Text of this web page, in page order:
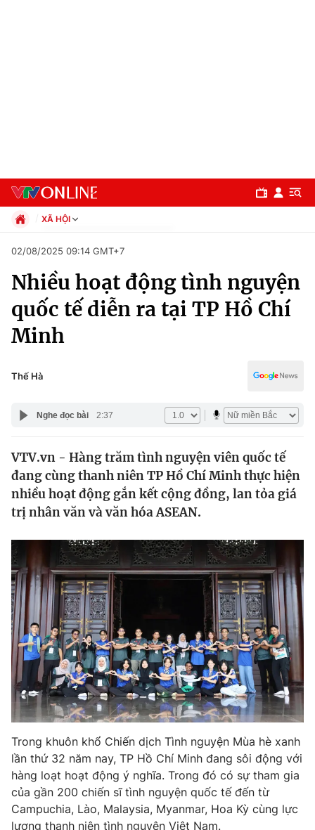
Chuyên mục
Chính trị
Thế giới
Tin tức
Thế giới đó đây
Câu chuyện quốc tế
Kinh tế
Tài chính
Thị trường
Góc doanh nghiệp
Dữ liệu và đời sống
Truyền hình
Phim VTV
Hậu trường
Nhân vật
Khán giả
Giải sao mai
Giải trí
Điện ảnh
Âm nhạc
Đời sống
Du lịch
Làm đẹp
Chất lượng cuộc sống
Giáo dục
Tuyển sinh
Học trực tuyến
Công nghệ
Hitech Công nghệ tương lai
Sản phẩm
Giao lưu trực tuyến
XÃ HỘI
Xã hội
Pháp luật
Kinh tế
Thể thao
Truyền hình
Giáo dục
02/08/2025 09:14 GMT+7
Nhiều hoạt động tình nguyện
quốc tế diễn ra tại TP Hồ Chí
Minh
Thế Hà
Nghe đọc bài 2:37
VTV.vn - Hàng trăm tình nguyện viên quốc tế
đang cùng thanh niên TP Hồ Chí Minh thực hiện
nhiều hoạt động gắn kết cộng đồng, lan tỏa giá
trị nhân văn và văn hóa ASEAN.
Trong khuôn khổ Chiến dịch Tình nguyện Mùa hè xanh
lần thứ 32 năm nay, TP Hồ Chí Minh đang sôi động với
hàng loạt hoạt động ý nghĩa. Trong đó có sự tham gia
của gần 200 chiến sĩ tình nguyện quốc tế đến từ
Campuchia, Lào, Malaysia, Myanmar, Hoa Kỳ cùng lực
lượng thanh niên tình nguyện Việt Nam.